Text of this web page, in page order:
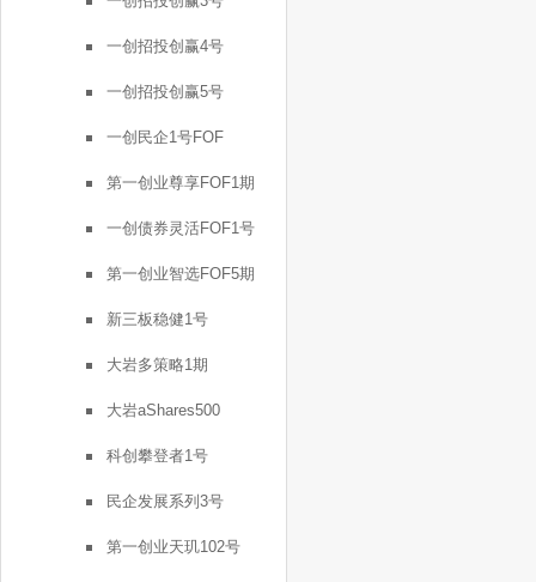
一创招投创赢4号
一创招投创赢5号
一创民企1号FOF
第一创业尊享FOF1期
一创债券灵活FOF1号
第一创业智选FOF5期
新三板稳健1号
大岩多策略1期
大岩aShares500
科创攀登者1号
民企发展系列3号
第一创业天玑102号